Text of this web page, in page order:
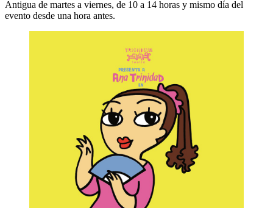
Antigua de martes a viernes, de 10 a 14 horas y mismo día del
evento desde una hora antes.